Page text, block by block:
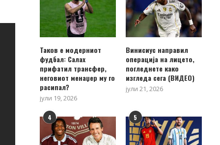
Таков е модерниот
фудбал: Салах
прифатил трансфер,
неговиот менаџер му го
расипал?
јули 19, 2026
Винисиус направил
операција на лицето,
погледнете како
изгледа сега (ВИДЕО)
јули 21, 2026
4 5